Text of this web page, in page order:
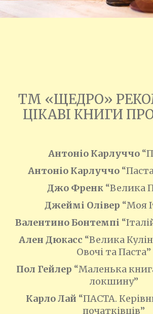
ТМ «ЩЕДРО»
ЦІКАВІ КНИГИ
Антоніо Карлуччо
Антоніо Карлуччо
Джо Френк “Велика
Джеймі Олівер “Моя
Валентино Бонтемпі
Ален Дюкасс “Велика
Овочі та Паста”
Пол Гейлер “Маленька
локшину”
Карло Лай “ПАСТА.
початківців”